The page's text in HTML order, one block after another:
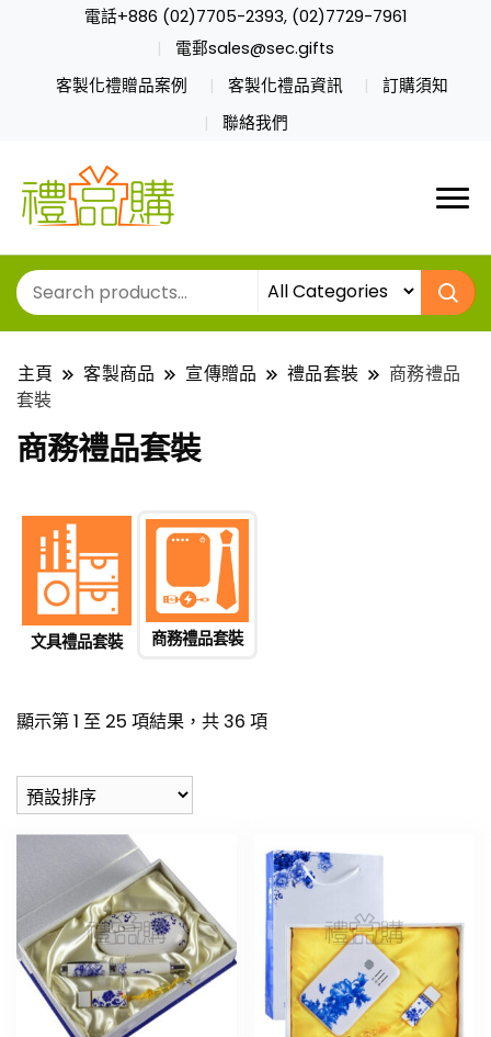
電話+886 (02)7705-2393, (02)7729-7961
電郵sales@sec.gifts
客製化禮贈品案例
客製化禮品資訊
訂購須知
聯絡我們
主頁 客製商品 宣傳贈品 禮品套裝
商務禮品
套裝
商務禮品套裝
文具禮品套裝 商務禮品套裝
顯示第 1 至 25 項結果，共 36 項